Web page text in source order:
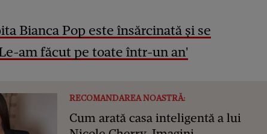
Bianca Pop este însărcinată și se
am făcut pe toate într-un an'
RECOMANDAREA NOASTRĂ:
Cum arată casa inteligentă a lui